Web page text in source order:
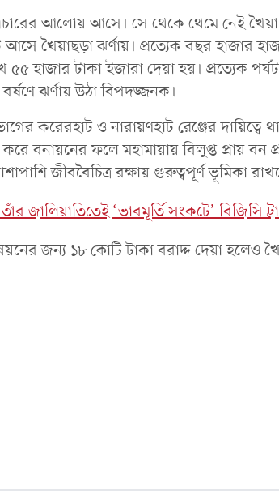
আলোয় আসে। সে থেকে থেমে নেই
আসে খৈয়াছড়া ঝর্ণায়। প্রত্যেক বছর হাজার
৫৫ হাজার টাকা ইজারা দেয়া হয়। প্রত্যেক
ঝর্ণায় উঠা বিপদজ্জনক।
করেরহাট ও নারায়ণহাট রেঞ্জের দায়িত্বে
বনায়নের ফলে মহামায়ায় বিলুপ্ত প্রায় বন
জীববৈচিত্র রক্ষায় গুরুত্বপূর্ণ ভূমিকা
জালিয়াতিতেই ‘ভাবমূর্তি সংকটে’ বিজিসি
জন্য ১৮ কোটি টাকা বরাদ্দ দেয়া হলেও